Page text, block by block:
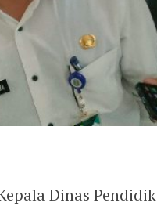
Dinas